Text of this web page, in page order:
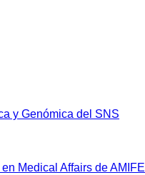
y Genómica del SNS
Medical Affairs de AMIFE